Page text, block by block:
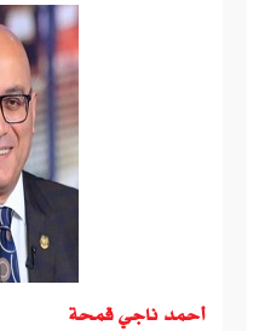
أحمد ناجي قمحة